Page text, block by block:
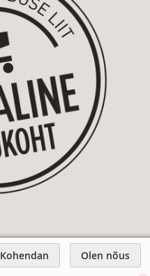
Kohendan Olen nõus